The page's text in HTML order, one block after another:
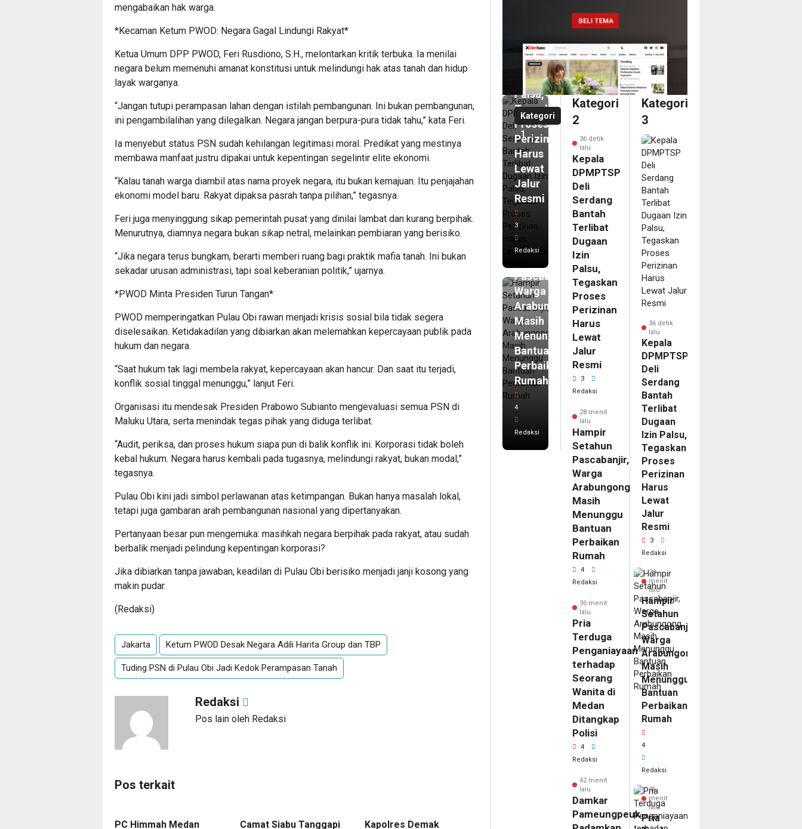
mengabaikan hak warga.
*Kecaman Ketum PWOD: Negara Gagal Lindungi Rakyat*
Ketua Umum DPP PWOD, Feri Rusdiono, S.H., melontarkan kritik terbuka. Ia menilai
negara belum memenuhi amanat konstitusi untuk melindungi hak atas tanah dan hidup
layak warganya.
“Jangan tutupi perampasan lahan dengan istilah pembangunan. Ini bukan pembangunan,
ini pengambilalihan yang dilegalkan. Negara jangan berpura-pura tidak tahu,” kata Feri.
Ia menyebut status PSN sudah kehilangan legitimasi moral. Predikat yang mestinya
membawa manfaat justru dipakai untuk kepentingan segelintir elite ekonomi.
“Kalau tanah warga diambil atas nama proyek negara, itu bukan kemajuan. Itu penjajahan
ekonomi model baru. Rakyat dipaksa pasrah tanpa pilihan,” tegasnya.
Feri juga menyinggung sikap pemerintah pusat yang dinilai lambat dan kurang berpihak.
Menurutnya, diamnya negara bukan sikap netral, melainkan pembiaran yang berisiko.
“Jika negara terus bungkam, berarti memberi ruang bagi praktik mafia tanah. Ini bukan
sekadar urusan administrasi, tapi soal keberanian politik,” ujarnya.
*PWOD Minta Presiden Turun Tangan*
PWOD memperingatkan Pulau Obi rawan menjadi krisis sosial bila tidak segera
diselesaikan. Ketidakadilan yang dibiarkan akan melemahkan kepercayaan publik pada
hukum dan negara.
“Saat hukum tak lagi membela rakyat, kepercayaan akan hancur. Dan saat itu terjadi,
konflik sosial tinggal menunggu,” lanjut Feri.
Organisasi itu mendesak Presiden Prabowo Subianto mengevaluasi semua PSN di
Maluku Utara, serta menindak tegas pihak yang diduga terlibat.
“Audit, periksa, dan proses hukum siapa pun di balik konflik ini. Korporasi tidak boleh
kebal hukum. Negara harus kembali pada tugasnya, melindungi rakyat, bukan modal,”
tegasnya.
Pulau Obi kini jadi simbol perlawanan atas ketimpangan. Bukan hanya masalah lokal,
tetapi juga gambaran arah pembangunan nasional yang dipertanyakan.
Pertanyaan besar pun mengemuka: masihkah negara berpihak pada rakyat, atau sudah
berbalik menjadi pelindung kepentingan korporasi?
Jika dibiarkan tanpa jawaban, keadilan di Pulau Obi berisiko menjadi janji kosong yang
makin pudar.
(Redaksi)
Jakarta Ketum PWOD Desak Negara Adili Harita Group dan TBP
Tuding PSN di Pulau Obi Jadi Kedok Perampasan Tanah
Redaksi
Pos lain oleh Redaksi
Pos terkait
PC Himmah Medan Camat Siabu Tanggapi Kapolres Demak
Kategori
1
Terlibat
Dugaan
Izin
Palsu,
Tegaskan
Proses
Perizinan
Harus
Lewat
Jalur
Resmi
3
Redaksi
28
menit
Hampir
Setahun
Pascabanjir,
Warga
Arabungong
Masih
Menunggu
Bantuan
Perbaikan
Rumah
4
Redaksi
Kategori
2
36 detik
lalu
Kepala
DPMPTSP
Deli
Serdang
Bantah
Terlibat
Dugaan
Izin
Palsu,
Tegaskan
Proses
Perizinan
Harus
Lewat
Jalur
Resmi
3
Redaksi
28 menit
lalu
Hampir
Setahun
Pascabanjir,
Warga
Arabungong
Masih
Menunggu
Bantuan
Perbaikan
Rumah
4
Redaksi
36 menit
lalu
Pria
Terduga
Penganiayaan
terhadap
Seorang
Wanita di
Medan
Ditangkap
Polisi
4
Redaksi
42 menit
lalu
Damkar
Pameungpeuk
Kategori
3
36 detik
lalu
Kepala
DPMPTSP
Deli
Serdang
Bantah
Terlibat
Dugaan
Izin Palsu,
Tegaskan
Proses
Perizinan
Harus
Lewat
Jalur
Resmi
3
Redaksi
28
menit
lalu
Hampir
Setahun
Pascabanjir,
Warga
Arabungong
Masih
Menunggu
Bantuan
Perbaikan
Rumah
4
Redaksi
36
menit
lalu
Pria